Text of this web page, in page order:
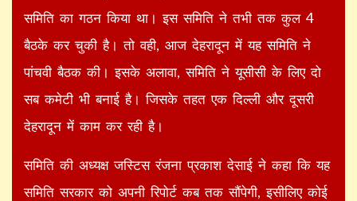
समिति का गठन किया था। इस समिति ने तभी तक कुल 4
बैठके कर चुकी है। तो वही, आज देहरादून में यह समिति ने
पांचवी बैठक की। इसके अलावा, समिति ने यूसीसी के लिए दो
सब कमेटी भी बनाई है। जिसके तहत एक दिल्ली और दूसरी
देहरादून में काम कर रही है।
समिति की अध्यक्ष जस्टिस रंजना प्रकाश देसाई ने कहा कि यह
समिति सरकार को अपनी रिपोर्ट कब तक सौंपेगी, इसीलिए कोई